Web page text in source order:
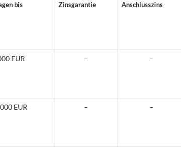
bis Zinsgarantie Anschlusszins
EUR – –
EUR – –